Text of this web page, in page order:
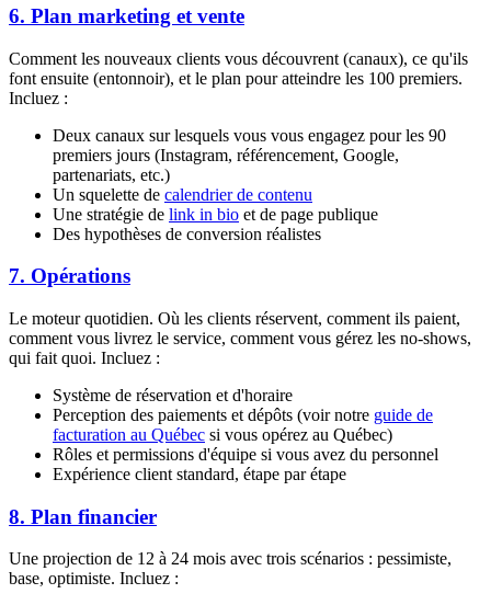
6. Plan marketing et vente
Comment les nouveaux clients vous découvrent (canaux), ce qu'ils
font ensuite (entonnoir), et le plan pour atteindre les 100 premiers.
Incluez :
Deux canaux sur lesquels vous vous engagez pour les 90
premiers jours (Instagram, référencement, Google,
partenariats, etc.)
Un squelette de calendrier de contenu
Une stratégie de link in bio et de page publique
Des hypothèses de conversion réalistes
7. Opérations
Le moteur quotidien. Où les clients réservent, comment ils paient,
comment vous livrez le service, comment vous gérez les no-shows,
qui fait quoi. Incluez :
Système de réservation et d'horaire
Perception des paiements et dépôts (voir notre guide de
facturation au Québec si vous opérez au Québec)
Rôles et permissions d'équipe si vous avez du personnel
Expérience client standard, étape par étape
8. Plan financier
Une projection de 12 à 24 mois avec trois scénarios : pessimiste,
base, optimiste. Incluez :